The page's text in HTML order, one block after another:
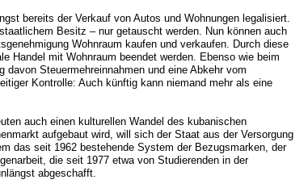
bereits der Verkauf von Autos und Wohnungen legalisiert.
Besitz – nur getauscht werden. Nun können auch
Wohnraum kaufen und verkaufen. Durch diese
Handel mit Wohnraum beendet werden. Ebenso wie beim
davon Steuermehreinnahmen und eine Abkehr vom
Kontrolle: Auch künftig kann niemand mehr als eine
auch einen kulturellen Wandel des kubanischen
aufgebaut wird, will sich der Staat aus der Versorgung
das seit 1962 bestehende System der Bezugsmarken, der
die seit 1977 etwa von Studierenden in der
abgeschafft.